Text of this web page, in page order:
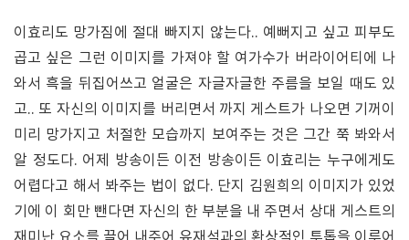
이효리도 망가짐에 절대 빠지지 않는다.. 예뻐지고 싶고 피부도
곱고 싶은 그런 이미지를 가져야 할 여가수가 버라이어티에 나
와서 흑을 뒤집어쓰고 얼굴은 자글자글한 주름을 보일 때도 있
고.. 또 자신의 이미지를 버리면서 까지 게스트가 나오면 기꺼이
미리 망가지고 처절한 모습까지 보여주는 것은 그간 쭉 봐와서
알 정도다. 어제 방송이든 이전 방송이든 이효리는 누구에게도
어렵다고 해서 봐주는 법이 없다. 단지 김원희의 이미지가 있었
기에 이 회만 뺀다면 자신의 한 부분을 내 주면서 상대 게스트의